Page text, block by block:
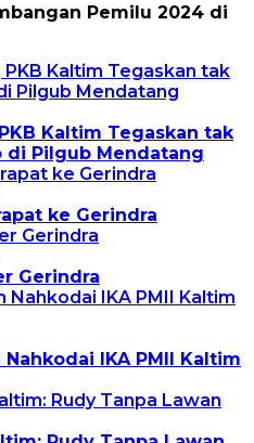
Pemilu 2024 di
Kaltim Tegaskan tak
di Pilgub Mendatang
ke Gerindra
Gerindra
IKA PMII Kaltim